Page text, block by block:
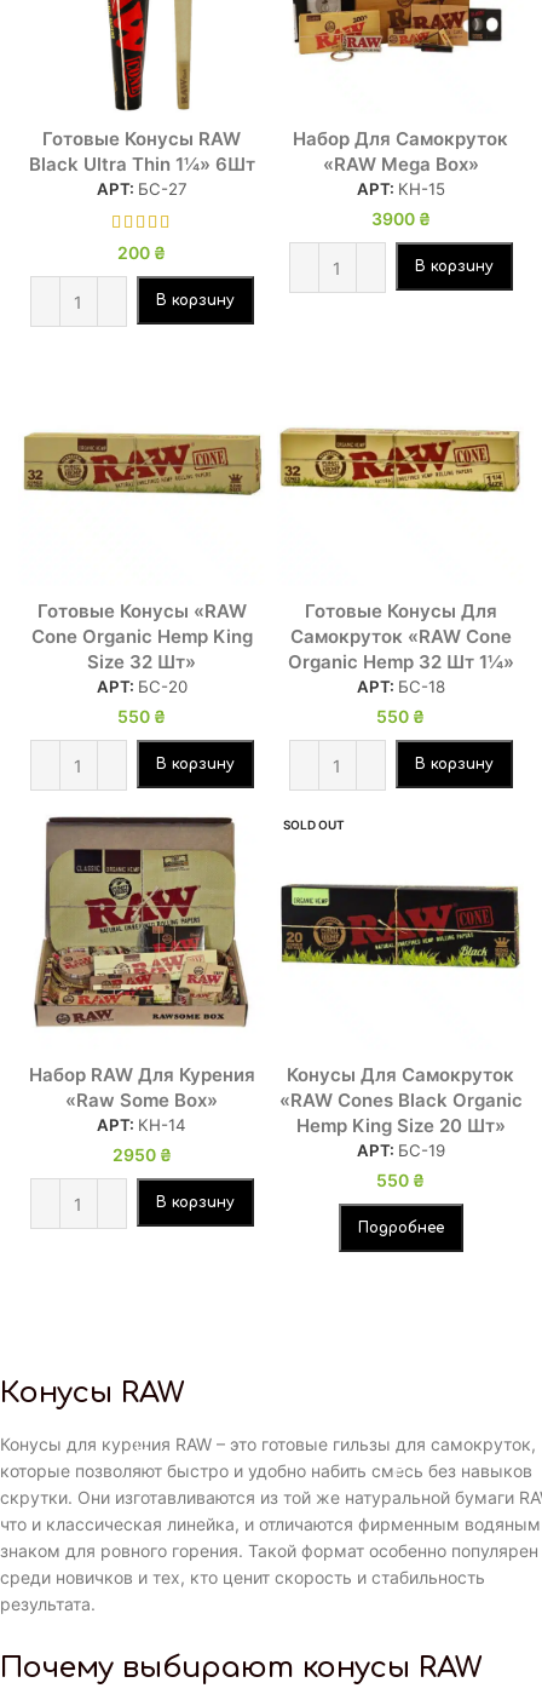
Конусы RAW
Конусы для курения RAW – это готовые гильзы для самокруток,
которые позволяют быстро и удобно набить смесь без навыков
скрутки. Они изготавливаются из той же натуральной бумаги
что и классическая линейка, и отличаются фирменным водяным
знаком для ровного горения. Такой формат особенно популярен
среди новичков и тех, кто ценит скорость и стабильность
результата.
Почему выбирают конусы RAW
Готовые Конусы RAW
Black Ultra Thin 1¼» 6Шт
АРТ: БС-27
200 ₴
В корзину
Набор Для Самокруток
«RAW Mega Box»
АРТ: КН-15
3900 ₴
В корзину
Готовые Конусы «RAW
Cone Organic Hemp King
Size 32 Шт»
АРТ: БС-20
550 ₴
В корзину
Готовые Конусы Для
Самокруток «RAW Cone
Organic Hemp 32 Шт 1¼»
АРТ: БС-18
550 ₴
В корзину
Набор RAW Для Курения
«Raw Some Box»
АРТ: КН-14
2950 ₴
В корзину
SOLD OUT
Конусы Для Самокруток
«RAW Cones Black Organic
Hemp King Size 20 Шт»
АРТ: БС-19
550 ₴
Подробнее